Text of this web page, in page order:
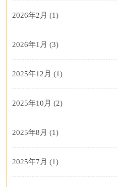
2026年2月 (1)
2026年1月 (3)
2025年12月 (1)
2025年10月 (2)
2025年8月 (1)
2025年7月 (1)